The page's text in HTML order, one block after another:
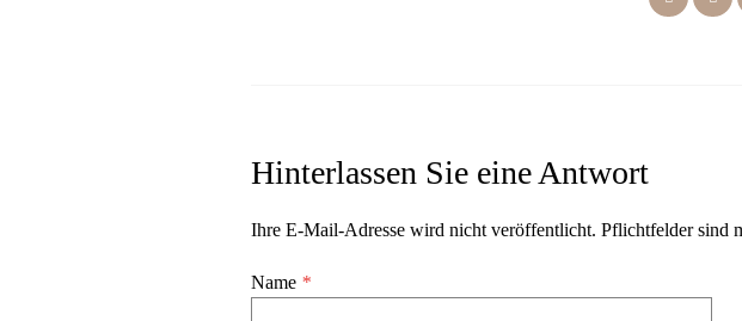
Hinterlassen Sie eine Antwort
Ihre E-Mail-Adresse wird nicht veröffentlicht. Pflichtfelder sind
Name *